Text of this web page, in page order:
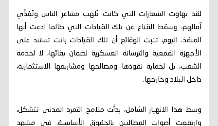
لقد تهاوت الشعارات التي كانت تُلهب مشاعر الناس وتُغذّي
آمالهم، وسقط القناع عن تلك القيادات التي طالما ادعت أنها
المنقذ. اليوم، تثبت الوقائع أن تلك القيادات باتت تستند على
الأجهزة القمعية والترسانة العسكرية لضمان بقائها، لا لخدمة
الشعب، بل لحماية نفوذها ومصالحها ومشاريعها الاستثمارية،
داخل البلاد وخارجها.
وسط هذا الانهيار الشامل، بدأت ملامح التمرد المدني تتشكل،
وارتفعت أصوات المطالبين بالحقوق الأساسية. في مشهد